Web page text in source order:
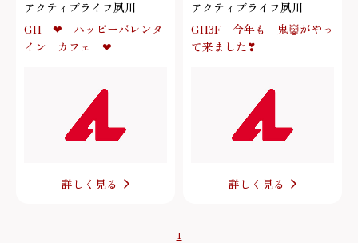
アクティブライフ夙川
GH ❤ ハッピーバレンタ
イン カフェ ❤
詳しく見る
アクティブライフ夙川
GH3F 今年も 鬼👹がやっ
て来ました❣
詳しく見る
1